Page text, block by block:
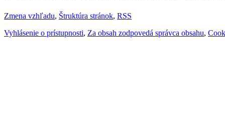
Zmena vzhľadu, Štruktúra stránok, RSS
Vyhlásenie o prístupnosti, Za obsah zodpovedá správca obsahu,